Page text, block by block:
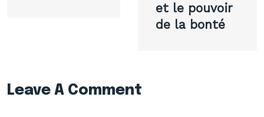
et le pouvoir
de la bonté
Leave A Comment